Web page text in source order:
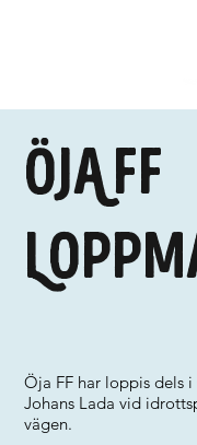
ÖJA FF
Öja FF har loppis dels
Johans Lada vid
vägen.